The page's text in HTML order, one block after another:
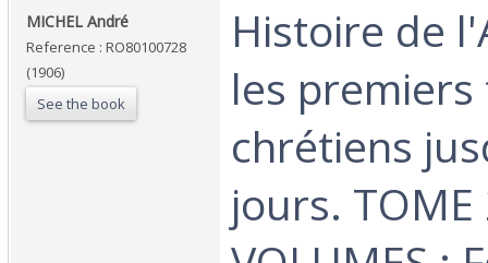
‎MICHEL André‎
Reference : RO80100728
(1906)
See the book
‎Histoire de
les
chrétiens
jours. TOME